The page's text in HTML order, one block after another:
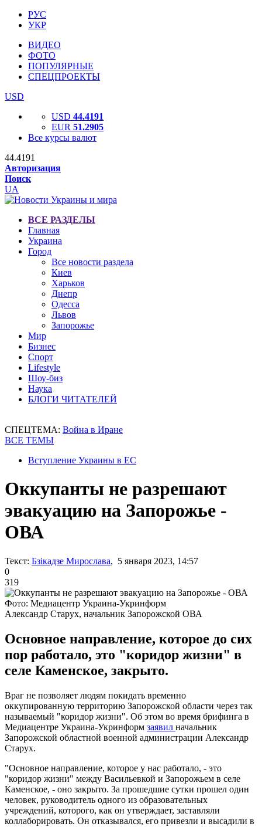
РУС
УКР
ВИДЕО
ФОТО
ПОПУЛЯРНЫЕ
СПЕЦПРОЕКТЫ
USD
USD 44.4191
EUR 51.2905
Все курсы валют
44.4191
Авторизация
Поиск
UA
ВСЕ РАЗДЕЛЫ
Главная
Украина
Город
Все новости раздела
Киев
Харьков
Днепр
Одесса
Львов
Запорожье
Мир
Бизнес
Спорт
Lifestyle
Шоу-биз
Наука
БЛОГИ ЧИТАТЕЛЕЙ
СПЕЦТЕМА: Война в Иране
ВСЕ ТЕМЫ
Вступление Украины в ЕС
Оккупанты не разрешают
эвакуацию на Запорожье -
ОВА
Текст: Бзікадзе Мирослава, 5 января 2023, 14:57
0
319
Фото: Медиацентр Украина-Укринформ
Александр Старух, начальник Запорожской ОВА
Основное направление, которое до сих
пор работало, это "коридор жизни" в
селе Каменское, закрыто.
Враг не позволяет людям покидать временно
оккупированную территорию Запорожской области через так
называемый "коридор жизни". Об этом во время брифинга в
Медиацентре Украина-Укринформ заявил начальник
Запорожской областной военной администрации Александр
Старух.
"Основное направление, которое у нас работало, - это
"коридор жизни" между Васильевкой и Запорожьем в селе
Каменское, - оно закрыто. За прошедшие сутки прошел один
человек, руководитель одного из образовательных
учреждений, которого, как он утверждает, заставляли
коллаборировать. Он отказывался, его привезли и высадили в